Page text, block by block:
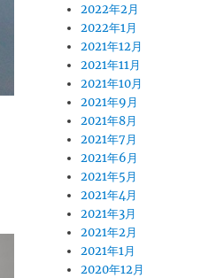
2022年2月
2022年1月
2021年12月
2021年11月
2021年10月
2021年9月
2021年8月
2021年7月
2021年6月
2021年5月
2021年4月
2021年3月
2021年2月
2021年1月
2020年12月